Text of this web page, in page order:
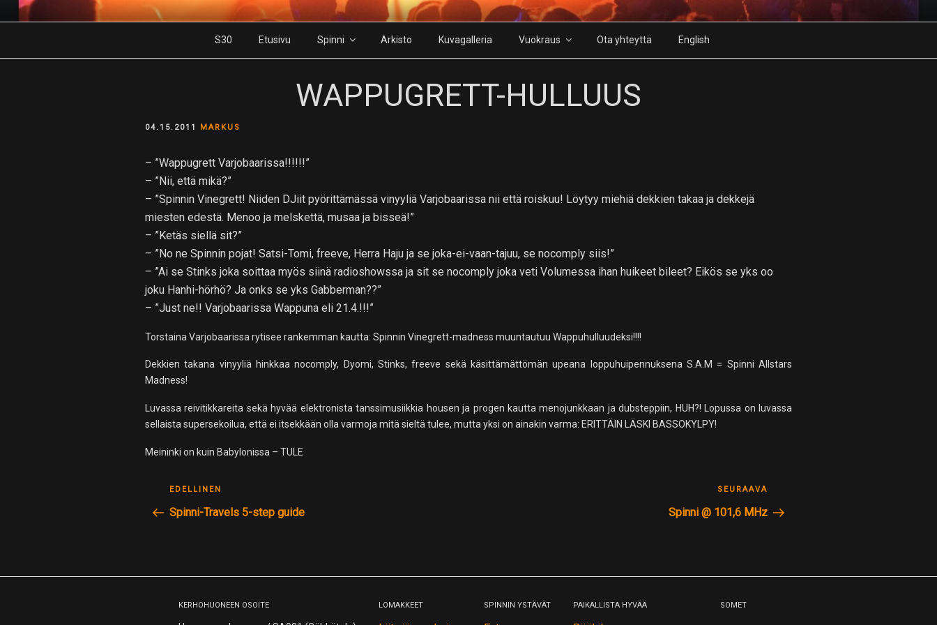
Skip
to
S30 Etusivu Spinni Arkisto Kuvagalleria Vuokraus Ota yhteyttä English
WAPPUGRETT-HULLUUS
POSTED
04.15.2011 MARKUS
– ”Wappugrett Varjobaarissa!!!!!!”
– ”Nii, että mikä?”
– ”Spinnin Vinegrett! Niiden DJiit pyörittämässä vinyyliä Varjobaarissa nii että roiskuu! Löytyy miehiä dekkien takaa ja dekkejä
miesten edestä. Menoo ja melskettä, musaa ja bisseä!”
– ”Ketäs siellä sit?”
– ”No ne Spinnin pojat! Satsi-Tomi, freeve, Herra Haju ja se joka-ei-vaan-tajuu, se nocomply siis!”
– ”Ai se Stinks joka soittaa myös siinä radioshowssa ja sit se nocomply joka veti Volumessa ihan huikeet bileet? Eikös se yks oo
joku Hanhi-hörhö? Ja onks se yks Gabberman??”
– ”Just ne!! Varjobaarissa Wappuna eli 21.4.!!!”
Torstaina Varjobaarissa rytisee rankemman kautta: Spinnin Vinegrett-madness muuntautuu Wappuhulluudeksi!!!!
Dekkien takana vinyyliä hinkkaa nocomply, Dyomi, Stinks, freeve sekä käsittämättömän upeana loppuhuipennuksena S.A.M = Spinni Allstars
Madness!
Luvassa reivitikkareita sekä hyvää elektronista tanssimusiikkia housen ja progen kautta menojunkkaan ja dubsteppiin, HUH?! Lopussa on luvassa
sellaista supersekoilua, että ei itsekkään olla varmoja mitä sieltä tulee, mutta yksi on ainakin varma: ERITTÄIN LÄSKI BASSOKYLPY!
Meininki on kuin Babylonissa – TULE
ARTIKKELIEN
SELAUS
Edellinen
postaus
EDELLINEN
Spinni-Travels 5-step guide
postaus
SEURAAVA
Spinni @ 101,6 MHz
KERHOHUONEEN OSOITE LOMAKKEET SPINNIN YSTÄVÄT PAIKALLISTA HYVÄÄ SOMET